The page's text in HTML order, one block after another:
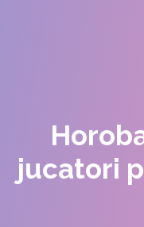
jucatori